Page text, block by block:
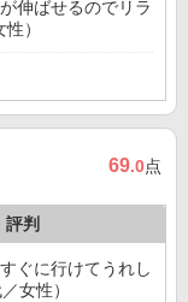
伸ばせるのでリラ
）
69.0点
判
ぐに行けてうれし
女性）